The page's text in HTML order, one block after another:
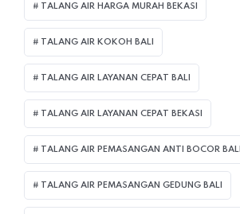
TALANG AIR HARGA MURAH BEKASI
TALANG AIR KOKOH BALI
TALANG AIR LAYANAN CEPAT BALI
TALANG AIR LAYANAN CEPAT BEKASI
TALANG AIR PEMASANGAN ANTI BOCOR BALI
TALANG AIR PEMASANGAN GEDUNG BALI